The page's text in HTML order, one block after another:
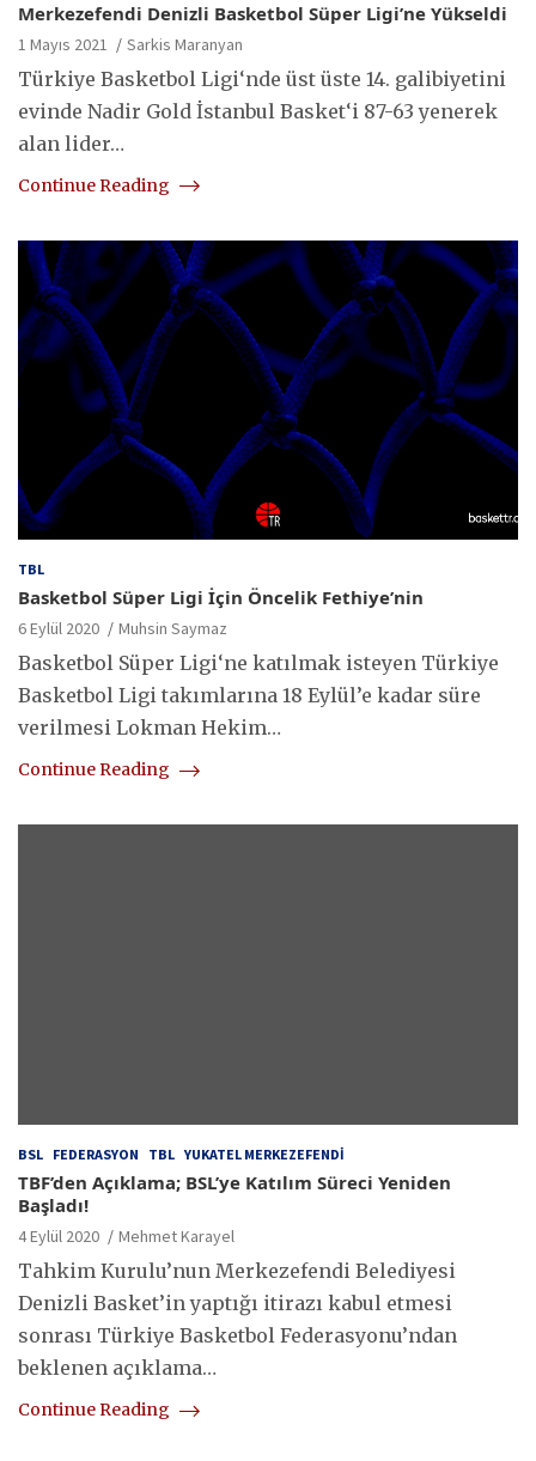
Merkezefendi Denizli Basketbol Süper Ligi’ne Yükseldi
1 Mayıs 2021 Sarkis Maranyan
Türkiye Basketbol Ligi‘nde üst üste 14. galibiyetini
evinde Nadir Gold İstanbul Basket‘i 87-63 yenerek
alan lider…
Continue Reading
TBL
Basketbol Süper Ligi İçin Öncelik Fethiye’nin
6 Eylül 2020 Muhsin Saymaz
Basketbol Süper Ligi‘ne katılmak isteyen Türkiye
Basketbol Ligi takımlarına 18 Eylül’e kadar süre
verilmesi Lokman Hekim…
Continue Reading
BSL FEDERASYON TBL YUKATEL MERKEZEFENDI
TBF’den Açıklama; BSL’ye Katılım Süreci Yeniden
Başladı!
4 Eylül 2020 Mehmet Karayel
Tahkim Kurulu’nun Merkezefendi Belediyesi
Denizli Basket’in yaptığı itirazı kabul etmesi
sonrası Türkiye Basketbol Federasyonu’ndan
beklenen açıklama…
Continue Reading